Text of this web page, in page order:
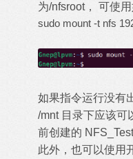
为/nfsroot， 可使
sudo mount -t nfs
如果指令运行没有
/mnt 目录下应该可
前创建的 NFS_Test
此外，也可以使用